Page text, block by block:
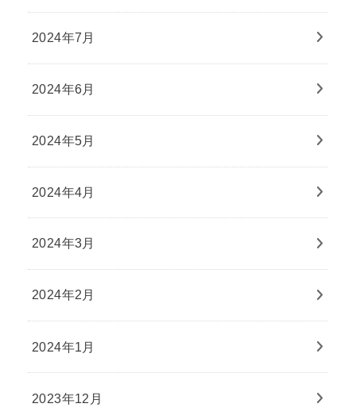
2024年7月
2024年6月
2024年5月
2024年4月
2024年3月
2024年2月
2024年1月
2023年12月